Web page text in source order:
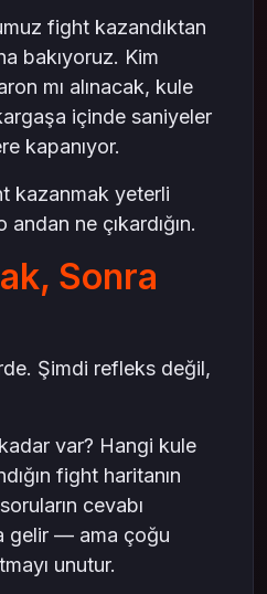
fight kazandıktan
bakıyoruz. Kim
mı alınacak, kule
içinde saniyeler
kapanıyor.
kazanmak yeterli
ne çıkardığın.
Sonra
Şimdi refleks değil,
var? Hangi kule
fight haritanın
cevabı
gelir — ama çoğu
unutur.